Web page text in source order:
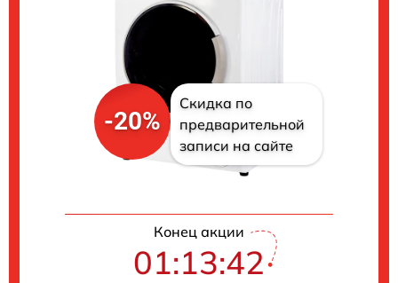
-20%
Скидка по
предварительной
записи на сайте
Конец акции
01:13:41